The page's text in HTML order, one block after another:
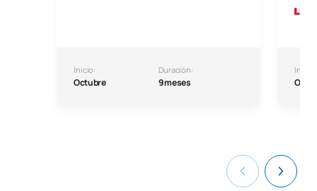
Inicio:
Octubre
Duración:
9 meses
Inicio: